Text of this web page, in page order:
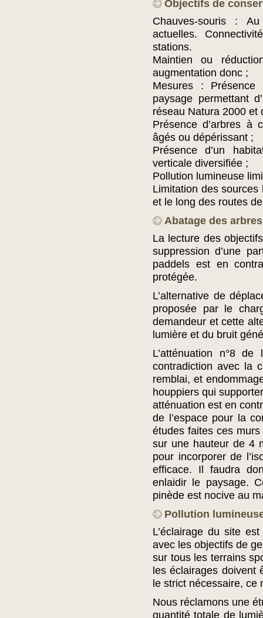
Objectifs de
Chauves-souris :
actuelles.
stations.
Maintien ou
augmentation donc ;
Mesures :
paysage permettant
réseau Natura 2000 et
Présence d’arbres à
âgés ou dépérissant ;
Présence d’un
verticale diversifiée ;
Pollution lumineuse
Limitation des
et le long des routes
Abatage des
La lecture des
suppression d’une
paddels est en
protégée.
L’alternative de
proposée par le
demandeur et cette
lumière et du bruit
L’atténuation n°8
contradiction avec la
remblai, et
houppiers qui
atténuation est en
de l’espace pour la
études faites ces
sur une hauteur de 4
pour incorporer de
efficace. Il faudra
enlaidir le paysage.
pinède est nocive au
Pollution
L’éclairage du site
avec les objectifs de
sur tous les terrains
les éclairages doivent
le strict nécessaire, ce
Nous réclamons une
quantité totale de